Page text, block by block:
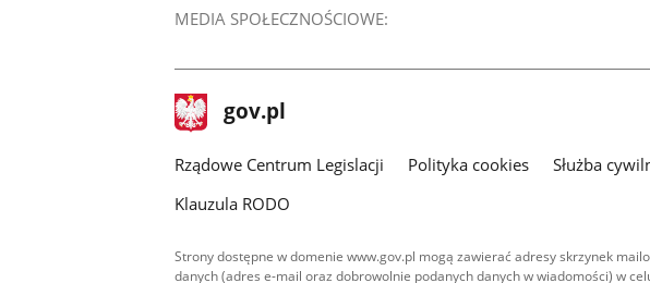
MEDIA SPOŁECZNOŚCIOWE:
stopka
gov.pl Strona
gov.pl
Rządowe Centrum Legislacji Polityka cookies Służba
Klauzula RODO
Strony dostępne w domenie www.gov.pl mogą zawierać adresy skrzynek
danych (adres e-mail oraz dobrowolnie podanych danych w wiadomości) w